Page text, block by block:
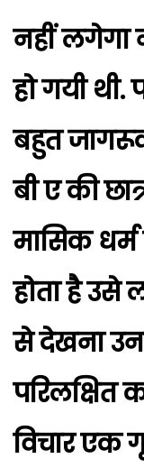
नहीं लगेगा
हो गयी
बहुत
बी ए की
मासिक धर्म
होता है उसे
से देखना
परिलक्षित
विचार एक